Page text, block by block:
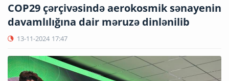
COP29 çərçivəsində aerokosmik sənayenin
davamlılığına dair məruzə dinlənilib
13-11-2024 17:47